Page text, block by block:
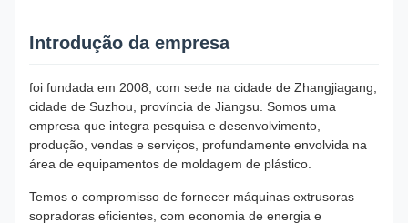
Introdução da empresa
foi fundada em 2008, com sede na cidade de Zhangjiagang,
cidade de Suzhou, província de Jiangsu. Somos uma
empresa que integra pesquisa e desenvolvimento,
produção, vendas e serviços, profundamente envolvida na
área de equipamentos de moldagem de plástico.
Temos o compromisso de fornecer máquinas extrusoras
sopradoras eficientes, com economia de energia e